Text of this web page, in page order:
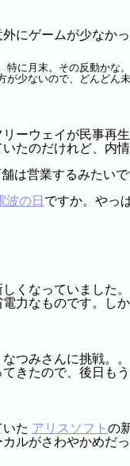
にゲームが少なかっ
特に月末。その反動かな
が少ないので、どんどん
ーウェイが民事再
たのだけれど、内
は営業するみたいで
波の日 ですか。やっ
くなっていました
力なものです。し
つみさんに挑戦。
きたので、後日も
た アリスソフト の
ルがさわやかめだ